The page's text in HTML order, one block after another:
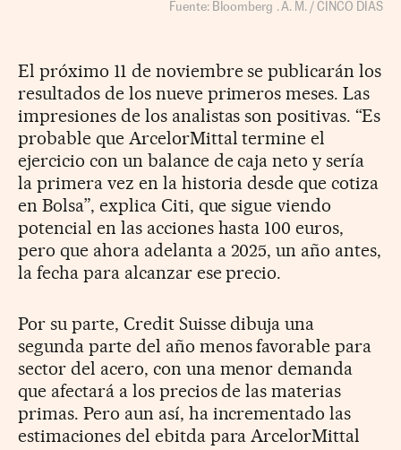
El próximo 11 de noviembre se publicarán los
resultados de los nueve primeros meses. Las
impresiones de los analistas son positivas. “Es
probable que ArcelorMittal termine el
ejercicio con un balance de caja neto y sería
la primera vez en la historia desde que cotiza
en Bolsa”, explica Citi, que sigue viendo
potencial en las acciones hasta 100 euros,
pero que ahora adelanta a 2025, un año antes,
la fecha para alcanzar ese precio.
Por su parte, Credit Suisse dibuja una
segunda parte del año menos favorable para
sector del acero, con una menor demanda
que afectará a los precios de las materias
primas. Pero aun así, ha incrementado las
estimaciones del ebitda para ArcelorMittal